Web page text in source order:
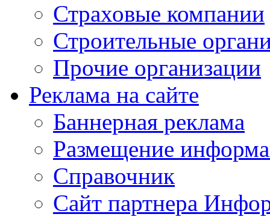
Страховые компании
Строительные
Прочие организации
Реклама на сайте
Баннерная реклама
Размещение
Справочник
Сайт партнера